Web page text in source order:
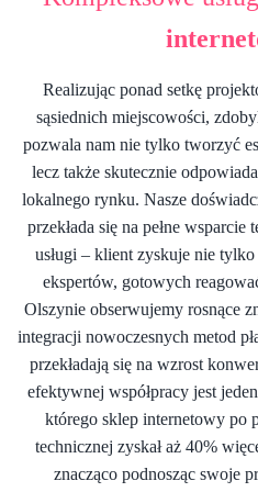
Realizując ponad setkę
sąsiednich miejscowości,
pozwala nam nie tylko tworzyć
lecz także skutecznie
lokalnego rynku. Nasze
przekłada się na pełne
usługi – klient zyskuje nie
ekspertów, gotowych
Olszynie obserwujemy rosnące
integracji nowoczesnych metod
przekładają się na wzrost
efektywnej współpracy jest
którego sklep internetowy po
technicznej zyskał aż 40%
znacząco podnosząc swoje